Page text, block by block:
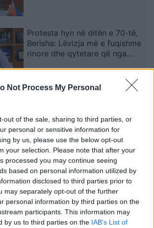
Not Process My Personal
out of the sale, sharing to third parties, or
personal or sensitive information for
by us, please use the below opt-out
your selection. Please note that after your
processed you may continue seeing
based on personal information utilized by
disclosed to third parties prior to
may separately opt-out of the further
personal information by third parties on the
participants. This information may
by us to third parties on the IAB’s List of
Protesta hyn në ditën e 70-të,
Berisha: Lëvizja më e fuqishme
rinore dhe qytetare që nga
Vdekjet e personave të lidhur